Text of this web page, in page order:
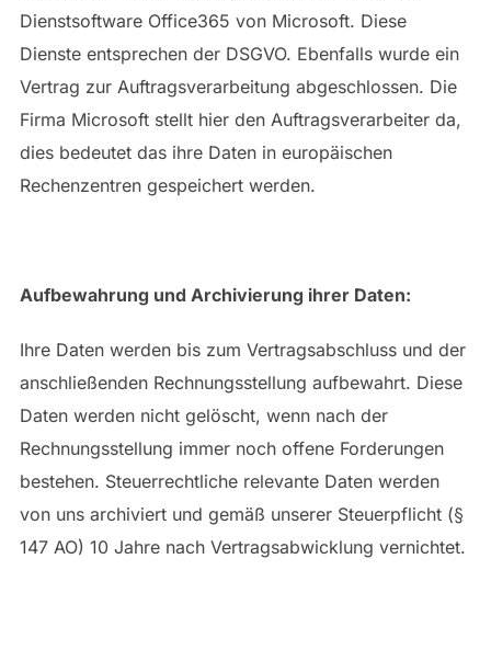
Dienstsoftware Office365 von Microsoft. Diese
Dienste entsprechen der DSGVO. Ebenfalls wurde ein
Vertrag zur Auftragsverarbeitung abgeschlossen. Die
Firma Microsoft stellt hier den Auftragsverarbeiter da,
dies bedeutet das ihre Daten in europäischen
Rechenzentren gespeichert werden.
Aufbewahrung und Archivierung ihrer Daten:
Ihre Daten werden bis zum Vertragsabschluss und der
anschließenden Rechnungsstellung aufbewahrt. Diese
Daten werden nicht gelöscht, wenn nach der
Rechnungsstellung immer noch offene Forderungen
bestehen. Steuerrechtliche relevante Daten werden
von uns archiviert und gemäß unserer Steuerpflicht (§
147 AO) 10 Jahre nach Vertragsabwicklung vernichtet.